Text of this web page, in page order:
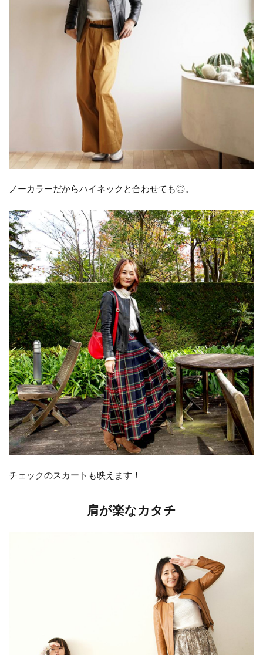
ノーカラーだからハイネックと合わせても◎。
チェックのスカートも映えます！
肩が楽なカタチ